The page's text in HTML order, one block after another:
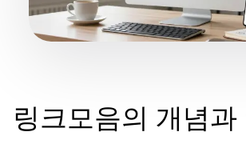
링크모음의 개념과